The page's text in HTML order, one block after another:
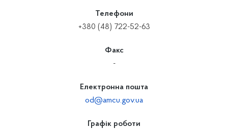
Телефони
+380 (48) 722-52-63
Факс
-
Електронна пошта
od@amcu.gov.ua
Графік роботи